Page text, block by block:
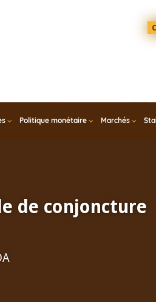
Politique monétaire Marchés
de conjoncture